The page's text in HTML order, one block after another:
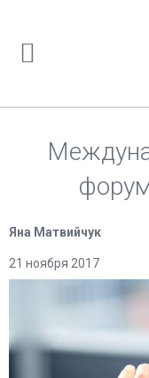
Яна Матвийчук
21 ноября 2017